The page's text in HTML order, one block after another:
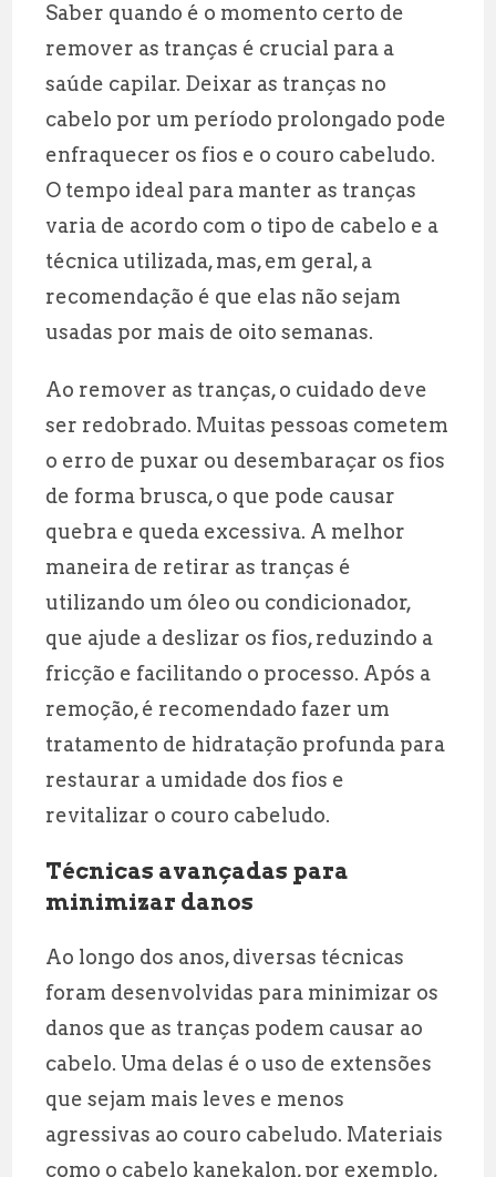
Saber quando é o momento certo de
remover as tranças é crucial para a
saúde capilar. Deixar as tranças no
cabelo por um período prolongado pode
enfraquecer os fios e o couro cabeludo.
O tempo ideal para manter as tranças
varia de acordo com o tipo de cabelo e a
técnica utilizada, mas, em geral, a
recomendação é que elas não sejam
usadas por mais de oito semanas.
Ao remover as tranças, o cuidado deve
ser redobrado. Muitas pessoas cometem
o erro de puxar ou desembaraçar os fios
de forma brusca, o que pode causar
quebra e queda excessiva. A melhor
maneira de retirar as tranças é
utilizando um óleo ou condicionador,
que ajude a deslizar os fios, reduzindo a
fricção e facilitando o processo. Após a
remoção, é recomendado fazer um
tratamento de hidratação profunda para
restaurar a umidade dos fios e
revitalizar o couro cabeludo.
Técnicas avançadas para
minimizar danos
Ao longo dos anos, diversas técnicas
foram desenvolvidas para minimizar os
danos que as tranças podem causar ao
cabelo. Uma delas é o uso de extensões
que sejam mais leves e menos
agressivas ao couro cabeludo. Materiais
como o cabelo kanekalon, por exemplo,